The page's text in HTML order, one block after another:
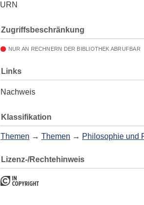
URN
Zugriffsbeschränkung
NUR AN RECHNERN DER BIBLIOTHEK ABRUFBAR
Links
Nachweis
Klassifikation
Themen → Themen → Philosophie und
Lizenz-/Rechtehinweis